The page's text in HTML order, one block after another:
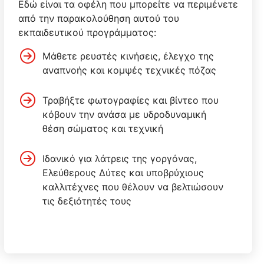
Εδώ είναι τα οφέλη που μπορείτε να περιμένετε
από την παρακολούθηση αυτού του
εκπαιδευτικού προγράμματος:
Μάθετε ρευστές κινήσεις, έλεγχο της
αναπνοής και κομψές τεχνικές πόζας
Τραβήξτε φωτογραφίες και βίντεο που
κόβουν την ανάσα με υδροδυναμική
θέση σώματος και τεχνική
Ιδανικό για λάτρεις της γοργόνας,
Ελεύθερους Δύτες και υποβρύχιους
καλλιτέχνες που θέλουν να βελτιώσουν
τις δεξιότητές τους